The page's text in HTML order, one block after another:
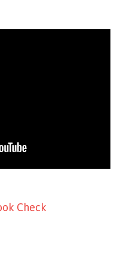
Check